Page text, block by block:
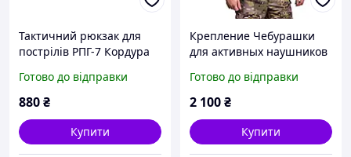
Тактичний рюкзак для
пострілів РПГ-7 Кордура
Готово до відправки
880₴
Купити
Крепление Чебурашки
для активных наушников
arc & team wendy) GIG
military, Мультикам,
Готово до відправки
2 100₴
Купити